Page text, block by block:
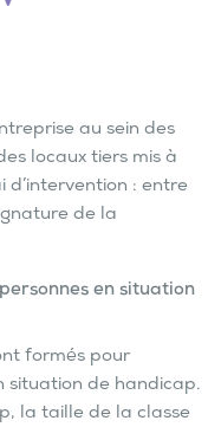
au sein des
locaux tiers mis à
d’intervention : entre
de la
en situation
formés pour
situation de handicap.
la taille de la classe